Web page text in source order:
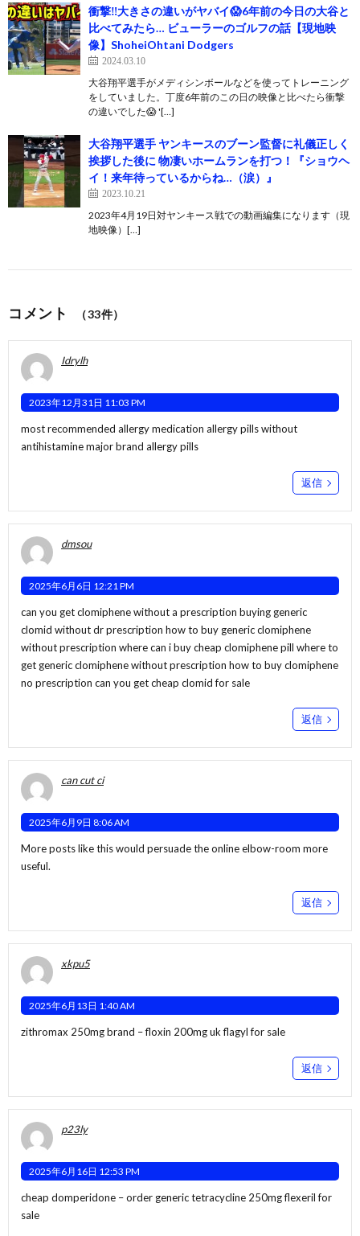
衝撃‼️大きさの違いがヤバイ😱6年前の今日の大谷と
比べてみたら… ビューラーのゴルフの話【現地映
像】ShoheiOhtani Dodgers
2024.03.10
大谷翔平選手がメディシンボールなどを使ってトレーニング
をしていました。丁度6年前のこの日の映像と比べたら衝撃
の違いでした😱 '[…]
大谷翔平選手 ヤンキースのブーン監督に礼儀正しく
挨拶した後に 物凄いホームランを打つ！『ショウヘ
イ！来年待っているからね…（涙）』
2023.10.21
2023年4月19日対ヤンキース戦での動画編集になります（現
地映像）[…]
コメント （33件）
Idrylh
2023年12月31日 11:03 PM
most recommended allergy medication allergy pills without
antihistaminemajor brand allergy pills
返信
dmsou
2025年6月6日 12:21 PM
can you get clomiphene without a prescription buying generic
clomid without dr prescription how to buy generic clomiphene
without prescription where can i buy cheap clomiphene pill where to
get generic clomiphene without prescription how to buy clomiphene
no prescription can you get cheap clomid for sale
返信
can cut ci
2025年6月9日 8:06 AM
More posts like this would persuade the online elbow-room more
useful.
返信
xkpu5
2025年6月13日 1:40 AM
zithromax 250mg brand –floxin 200mg ukflagyl for sale
返信
p23ly
2025年6月16日 12:53 PM
cheap domperidone –order generic tetracycline 250mgflexeril for
sale